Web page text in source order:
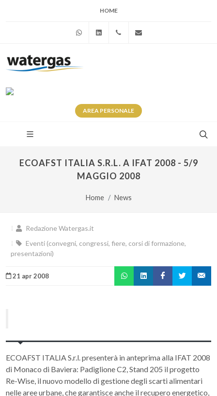
HOME
WhatsAppLinkedin+39 345 281 0246
AREA PERSONALE
ECOAFST ITALIA S.R.L. A IFAT 2008 - 5/9
MAGGIO 2008
Home News
Redazione Watergas.it
Eventi (convegni, congressi, fiere, corsi di formazione,
presentazioni)
21 apr 2008
ECOAFST ITALIA S.r.l. presenterà in anteprima alla IFAT 2008
di Monaco di Baviera: Padiglione C2, Stand 205 il progetto
Re-Wise, il nuovo modello di gestione degli scarti alimentari
nelle aree urbane, che garantisce anche il recupero energetico,